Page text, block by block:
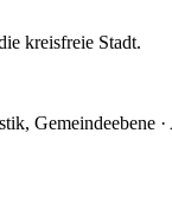
kreisfreie Stadt.
Gemeindeebene